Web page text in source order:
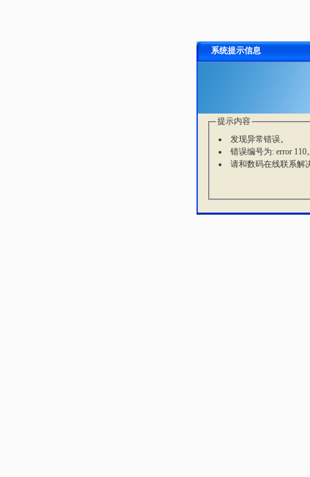
系统提示信息
提示内容
发现异常错误。
错误编号为: error 110
请和数码在线联系解